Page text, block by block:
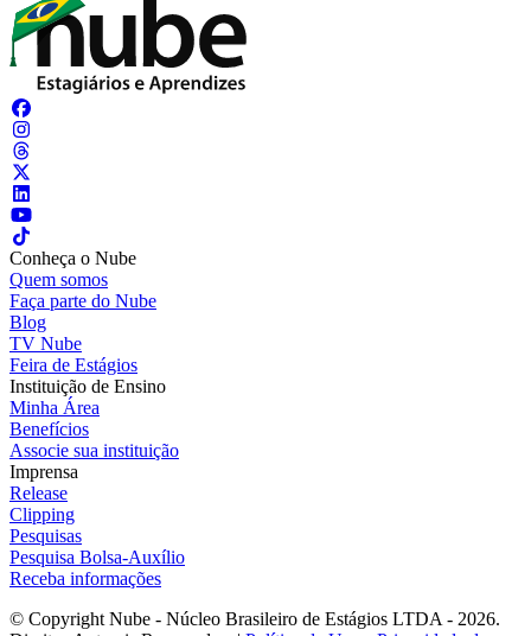
Conheça o Nube
Quem somos
Faça parte do Nube
Blog
TV Nube
Feira de Estágios
Instituição de Ensino
Minha Área
Benefícios
Associe sua instituição
Imprensa
Release
Clipping
Pesquisas
Pesquisa Bolsa-Auxílio
Receba informações
© Copyright Nube - Núcleo Brasileiro de Estágios LTDA - 2026.